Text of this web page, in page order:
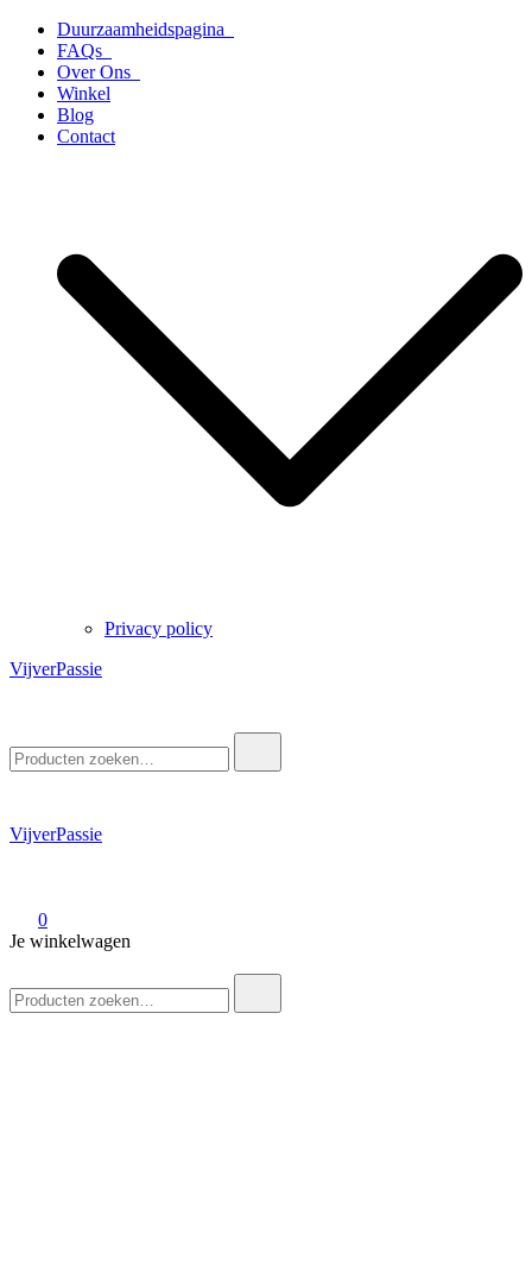
naar
inhoud
Duurzaamheidspagina
FAQs
Over Ons
Winkel
Blog
Contact
Privacy policy
VijverPassie
naar:
VijverPassie
0
Je winkelwagen
naar: